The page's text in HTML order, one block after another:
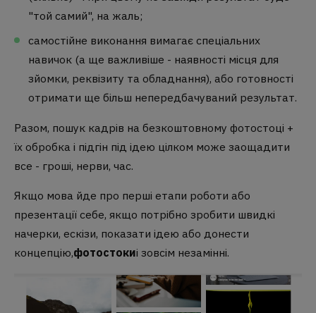
"той самий", на жаль;
самостійне виконання вимагає спеціальних
навичок (а ще важливіше - наявності місця для
зйомки, реквізиту та обладнання), або готовності
отримати ще більш непередбачуваний результат.
Разом, пошук кадрів на безкоштовному фотостоці +
їх обробка і підгін під ідею цілком може заощадити
все - гроші, нерви, час.
Якщо мова йде про перші етапи роботи або
презентації себе, якщо потрібно зробити швидкі
начерки, ескізи, показати ідею або донести
концепцію,фотостокиі зовсім незамінні.